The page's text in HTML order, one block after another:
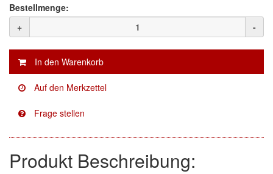
3M
(2)
Colad
COLOR-EXPERT
E-D
EVERCOAT
(2)
Facdos
(5)
Finixa
Bestellmenge:
+
-
Produkt Beschreibung: